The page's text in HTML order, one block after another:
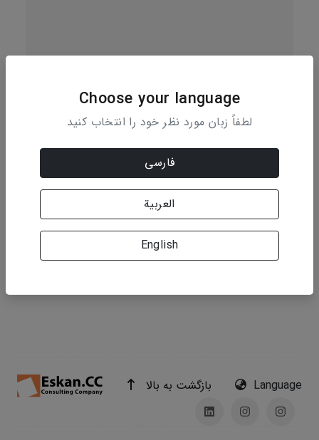
مقاله‌های مجله‌های علمی
نویسنده: ساسان سوادکوهی فر
Language بازگشت به بالا
Choose your language
لطفاً زبان مورد نظر خود را انتخاب کنید
فارسی
العربية
English